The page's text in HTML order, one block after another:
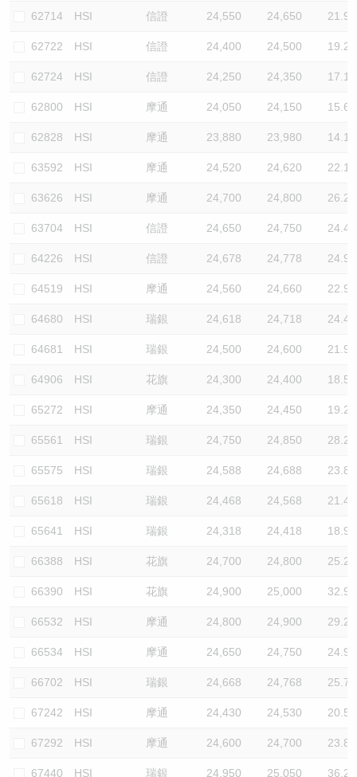
62714 HSI 信證 24,550 24,650 21.9
62722 HSI 信證 24,400 24,500 19.2
62724 HSI 信證 24,250 24,350 17.1
62800 HSI 摩通 24,050 24,150 15.6
62828 HSI 摩通 23,880 23,980 14.1
63592 HSI 摩通 24,520 24,620 22.1
63626 HSI 摩通 24,700 24,800 26.2
63704 HSI 信證 24,650 24,750 24.4
64226 HSI 信證 24,678 24,778 24.9
64519 HSI 摩通 24,560 24,660 22.9
64680 HSI 瑞銀 24,618 24,718 24.4
64681 HSI 瑞銀 24,500 24,600 21.9
64906 HSI 花旗 24,300 24,400 18.5
65272 HSI 摩通 24,350 24,450 19.2
65561 HSI 瑞銀 24,750 24,850 28.2
65575 HSI 瑞銀 24,588 24,688 23.8
65618 HSI 瑞銀 24,468 24,568 21.4
65641 HSI 瑞銀 24,318 24,418 18.9
66388 HSI 花旗 24,700 24,800 25.2
66390 HSI 花旗 24,900 25,000 32.9
66532 HSI 摩通 24,800 24,900 29.2
66534 HSI 摩通 24,650 24,750 24.9
66702 HSI 瑞銀 24,668 24,768 25.7
67242 HSI 摩通 24,430 24,530 20.5
67292 HSI 摩通 24,600 24,700 23.8
67440 HSI 瑞銀 24,950 25,050 36.2